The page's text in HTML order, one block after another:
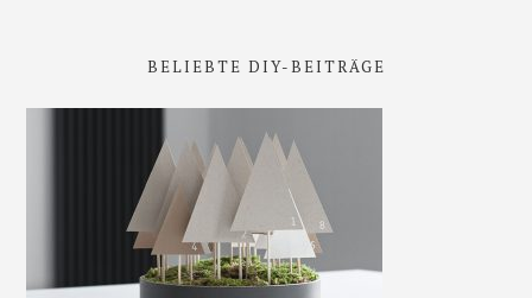
BELIEBTE DIY-BEITRÄGE